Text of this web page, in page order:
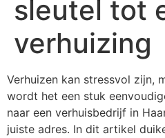
sleutel tot
verhuizing
Verhuizen kan stressvol zijn,
wordt het een stuk
naar een verhuisbedrijf in
juiste adres. In dit artikel